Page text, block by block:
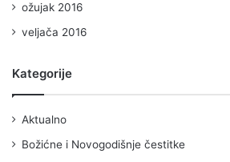
ožujak 2016
veljača 2016
Kategorije
Aktualno
Božićne i Novogodišnje čestitke